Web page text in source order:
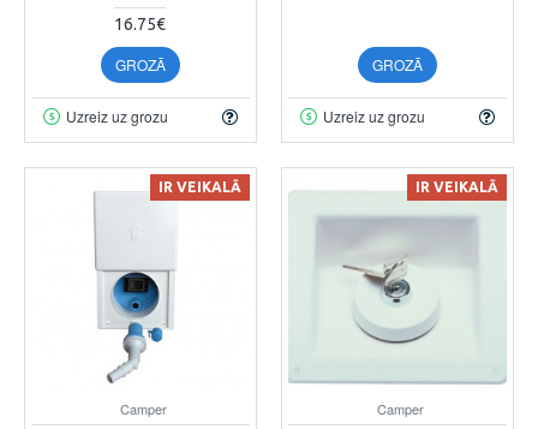
16.75€
GROZĀ
Uzreiz uz grozu
GROZĀ
Uzreiz uz grozu
IR VEIKALĀ
Camper
IR VEIKALĀ
Camper